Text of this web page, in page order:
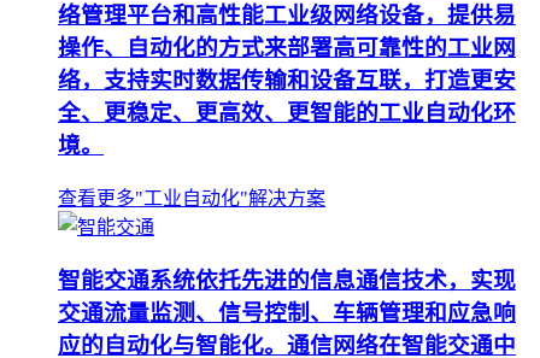
络管理平台和高性能工业级网络设备，提供易
操作、自动化的方式来部署高可靠性的工业网
络，支持实时数据传输和设备互联，打造更安
全、更稳定、更高效、更智能的工业自动化环
境。
查看更多"工业自动化"解决方案
智能交通系统依托先进的信息通信技术，实现
交通流量监测、信号控制、车辆管理和应急响
应的自动化与智能化。通信网络在智能交通中